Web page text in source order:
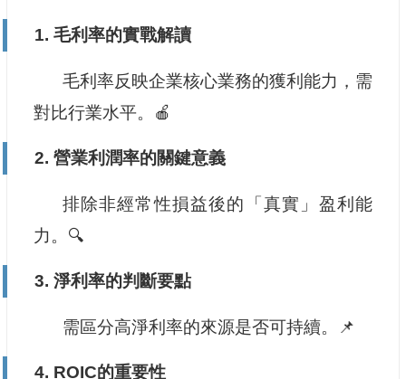
1. 毛利率的實戰解讀
毛利率反映企業核心業務的獲利能力，需
對比行業水平。🍎
2. 營業利潤率的關鍵意義
排除非經常性損益後的「真實」盈利能
力。🔍
3. 淨利率的判斷要點
需區分高淨利率的來源是否可持續。📌
4. ROIC的重要性